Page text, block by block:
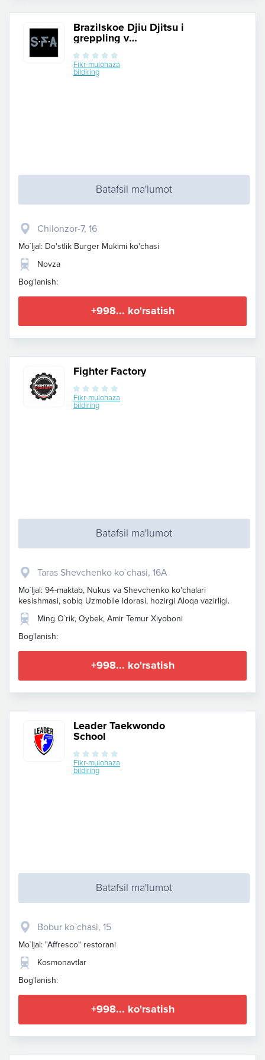
Brazilskoe Djiu Djitsu i
greppling v
Fikr-mulohaza
bildiring
Batafsil ma'lumot
Chilonzor-7, 16
Mo`ljal: Do'stlik Burger Mukimi ko'chasi
Novza
Bog'lanish:
+998... ko'rsatish
Fighter Factory
Fikr-mulohaza
bildiring
Batafsil ma'lumot
Taras Shevchenko ko`chasi, 16A
Mo`ljal: 94-maktab, Nukus va Shevchenko ko'chalari
kesishmasi, sobiq Uzmobile idorasi, hozirgi Aloqa vazirligi.
Ming O`rik, Oybek, Amir Temur Xiyoboni
Bog'lanish:
+998... ko'rsatish
Leader Taekwondo
School
Fikr-mulohaza
bildiring
Batafsil ma'lumot
Bobur ko`chasi, 15
Mo`ljal: "Affresco" restorani
Kosmonavtlar
Bog'lanish:
+998... ko'rsatish